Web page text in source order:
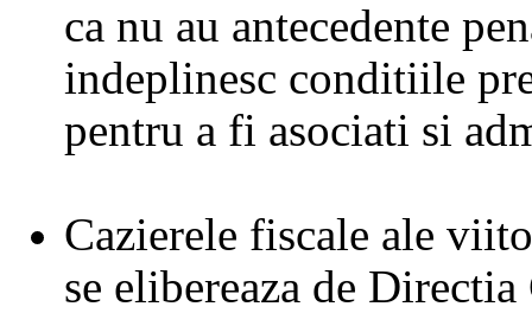
ca nu au antecedente
indeplinesc conditiile
pentru a fi asociati si
Cazierele fiscale ale
se elibereaza de Directia